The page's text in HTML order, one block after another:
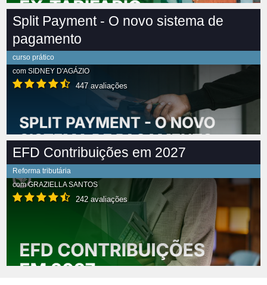
Split Payment - O novo sistema de
pagamento
curso prático
com SIDNEY D'AGÁZIO
447 avaliações
EFD Contribuições em 2027
Reforma tributária
comGRAZIELLA SANTOS
242 avaliações